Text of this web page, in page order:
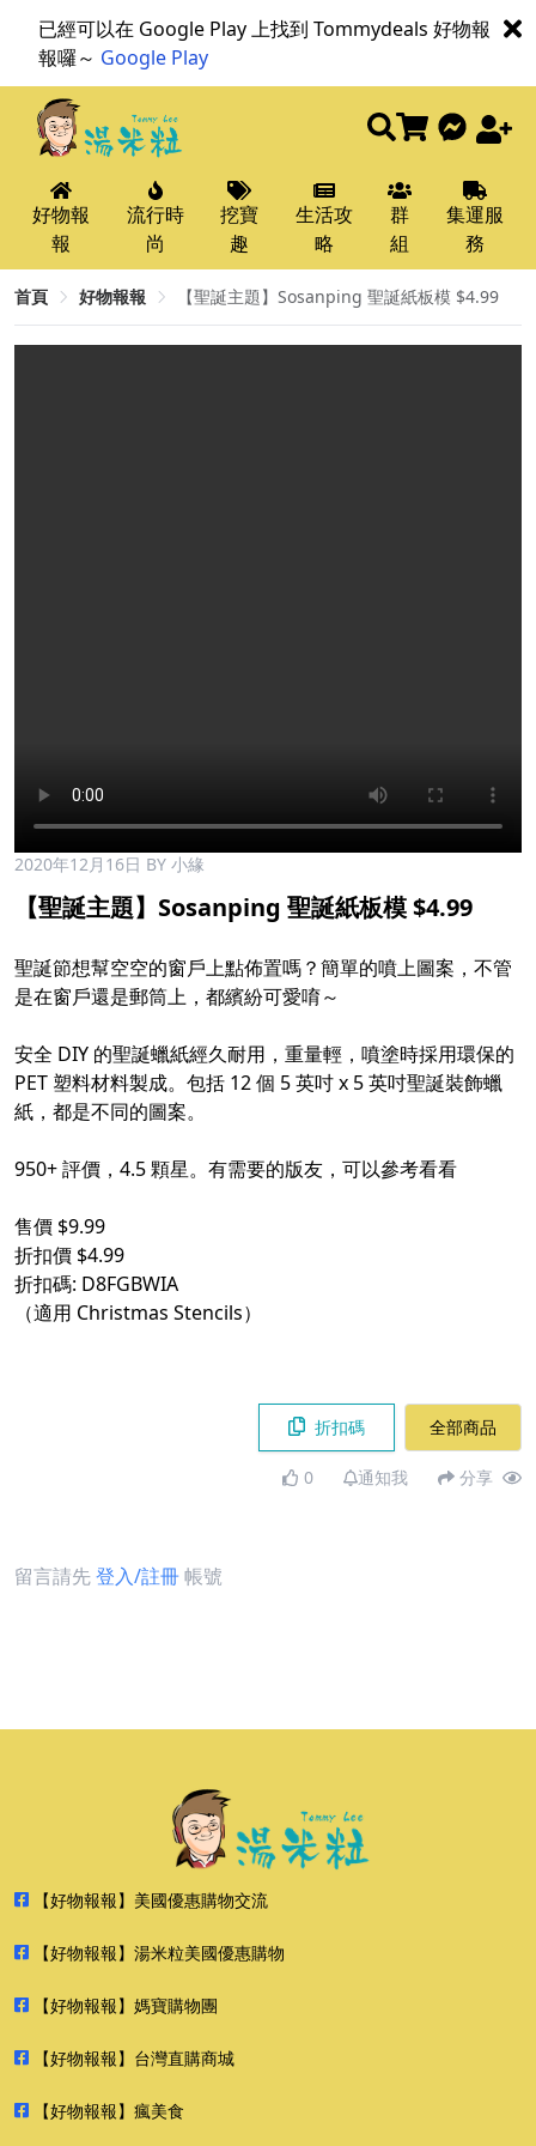
已經可以在 Google Play 上找到 Tommydeals 好物報
報囉～ Google Play
好物報
報
流行時
尚
挖寶
趣
生活攻
略
群
組
集運服
務
首頁 好物報報 【聖誕主題】Sosanping 聖誕紙板模 $4.99
2020年12月16日 BY 小緣
【聖誕主題】Sosanping 聖誕紙板模 $4.99
聖誕節想幫空空的窗戶上點佈置嗎？簡單的噴上圖案，不管
是在窗戶還是郵筒上，都繽紛可愛唷～
安全 DIY 的聖誕蠟紙經久耐用，重量輕，噴塗時採用環保的
PET 塑料材料製成。包括 12 個 5 英吋 x 5 英吋聖誕裝飾蠟
紙，都是不同的圖案。
950+ 評價，4.5 顆星。有需要的版友，可以參考看看
售價 $9.99
折扣價 $4.99
折扣碼: D8FGBWIA
（適用 Christmas Stencils）
折扣碼 全部商品
0 通知我 分享
留言請先登入/註冊帳號
【好物報報】美國優惠購物交流
【好物報報】湯米粒美國優惠購物
【好物報報】媽寶購物團
【好物報報】台灣直購商城
【好物報報】瘋美食